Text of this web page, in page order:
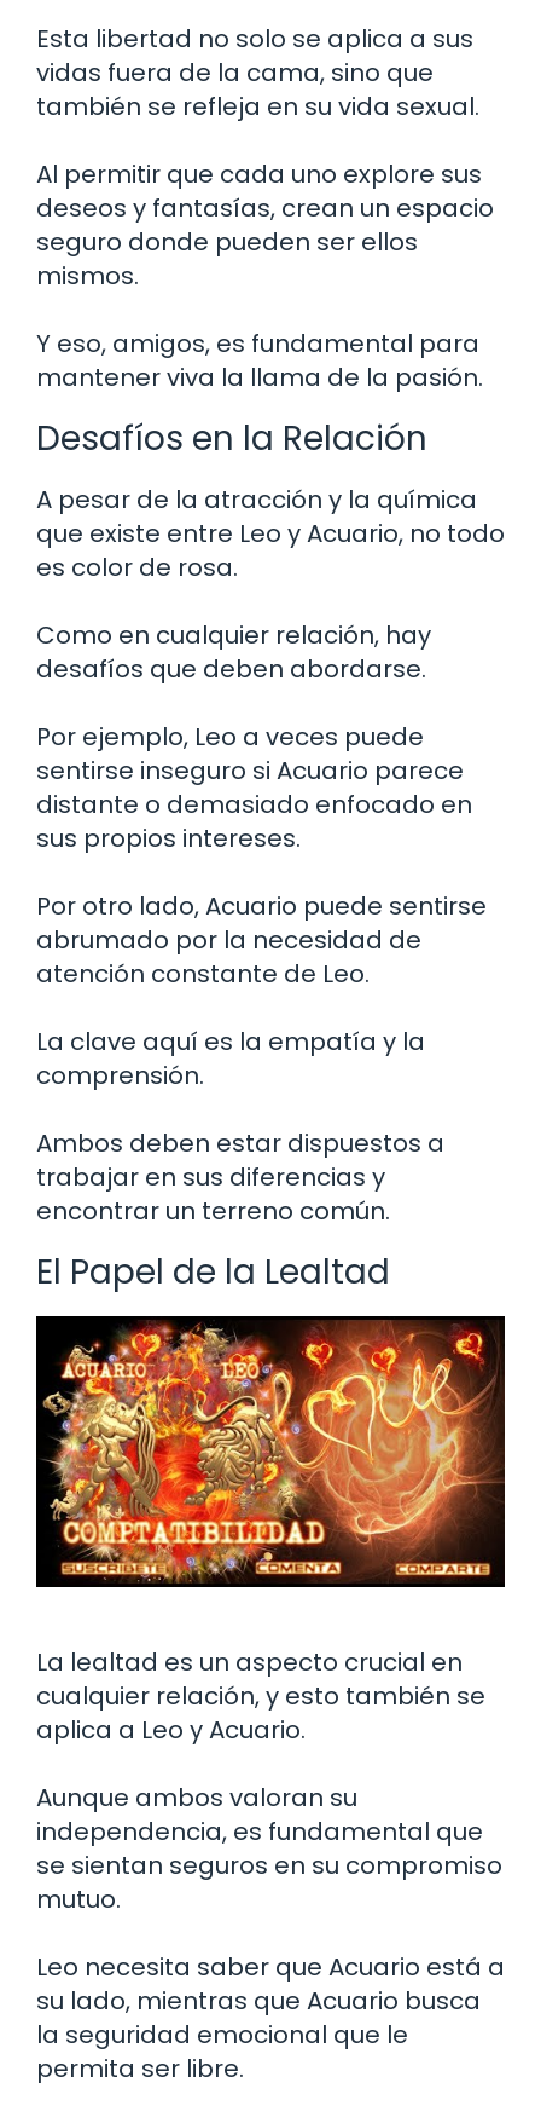
Esta libertad no solo se aplica a sus
vidas fuera de la cama, sino que
también se refleja en su vida sexual.
Al permitir que cada uno explore sus
deseos y fantasías, crean un espacio
seguro donde pueden ser ellos
mismos.
Y eso, amigos, es fundamental para
mantener viva la llama de la pasión.
Desafíos en la Relación
A pesar de la atracción y la química
que existe entre Leo y Acuario, no todo
es color de rosa.
Como en cualquier relación, hay
desafíos que deben abordarse.
Por ejemplo, Leo a veces puede
sentirse inseguro si Acuario parece
distante o demasiado enfocado en
sus propios intereses.
Por otro lado, Acuario puede sentirse
abrumado por la necesidad de
atención constante de Leo.
La clave aquí es la empatía y la
comprensión.
Ambos deben estar dispuestos a
trabajar en sus diferencias y
encontrar un terreno común.
El Papel de la Lealtad
La lealtad es un aspecto crucial en
cualquier relación, y esto también se
aplica a Leo y Acuario.
Aunque ambos valoran su
independencia, es fundamental que
se sientan seguros en su compromiso
mutuo.
Leo necesita saber que Acuario está a
su lado, mientras que Acuario busca
la seguridad emocional que le
permita ser libre.